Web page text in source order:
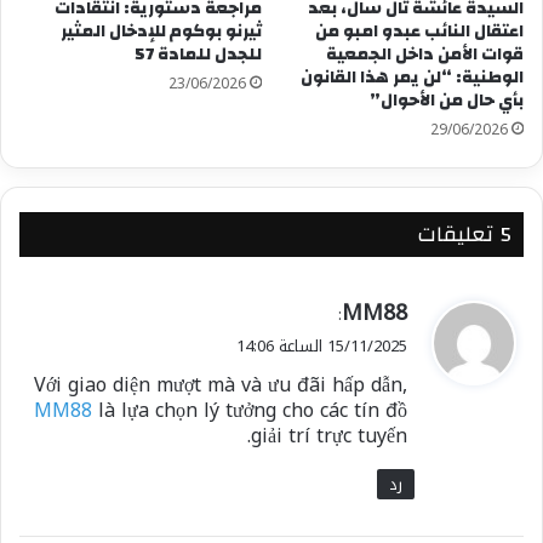
السيدة عائشة تال سال، بعد
اعتقال النائب عبدو امبو من
قوات الأمن داخل الجمعية
الوطنية: “لن يمر هذا القانون
بأي حال من الأحوال”
29/06/2026
مراجعة دستورية: انتقادات
ثيرنو بوكوم للإدخال المثير
للجدل للمادة 57
23/06/2026
‫5 تعليقات
ي
ق
ل
MM88
:
15/11/2025 الساعة 14:06
Với giao diện mượt mà và ưu đãi hấp dẫn,
MM88 là lựa chọn lý tưởng cho các tín đồ
giải trí trực tuyến.
رد